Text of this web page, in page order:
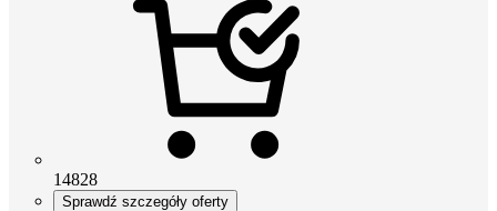
14828
Sprawdź szczegóły oferty